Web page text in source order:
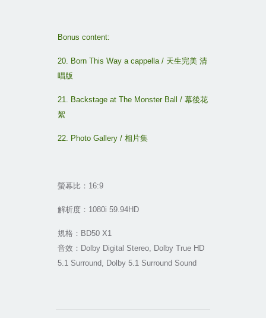
Bonus content:
20. Born This Way a cappella / 天生完美 清
唱版
21. Backstage at The Monster Ball / 幕後花
絮
22. Photo Gallery / 相片集
螢幕比： 16:9
解析度： 1080i 59.94HD
規格： BD50 X1
音效： Dolby Digital Stereo, Dolby True HD
5.1 Surround, Dolby 5.1 Surround Sound